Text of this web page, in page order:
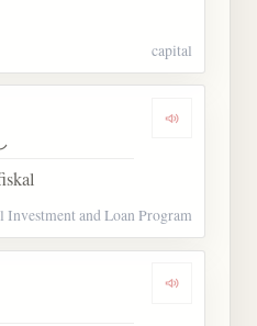
capital
Dengarkan
Investment and Loan Program
Dengarkan